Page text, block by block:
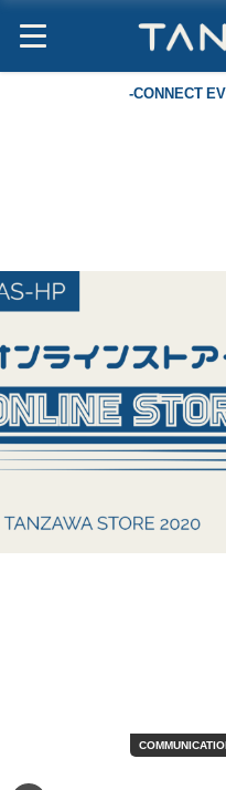
-CONNECT